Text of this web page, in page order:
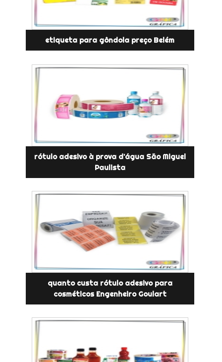
etiqueta para gôndola preço Belém
rótulo adesivo à prova d'água São Miguel
Paulista
quanto custa rótulo adesivo para
cosméticos Engenheiro Goulart